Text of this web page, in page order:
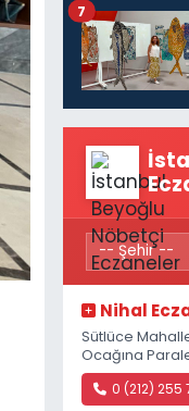
7
Nihal
Sütlüce
Ocağına
0 (212) 255